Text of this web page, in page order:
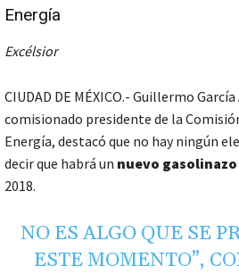
Energía
Excélsior
CIUDAD DE MÉXICO.- Guillermo
comisionado presidente de la
Energía, destacó que no hay ningún
decir que habrá un nuevo gasolinazo
2018.
NO ES ALGO QUE SE
ESTE MOMENTO”,